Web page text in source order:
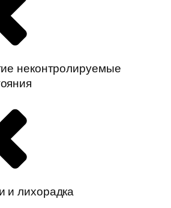
неконтролируемые
и лихорадка